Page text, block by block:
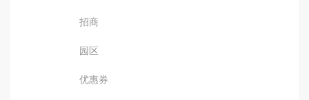
招商
园区
优惠券